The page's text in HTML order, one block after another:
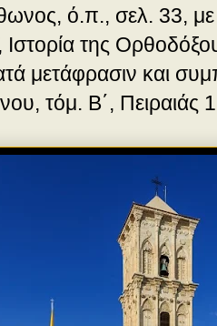
ό.π., σελ. 33,
της
μετάφρασιν και
τόμ. Β΄, Πειραιάς